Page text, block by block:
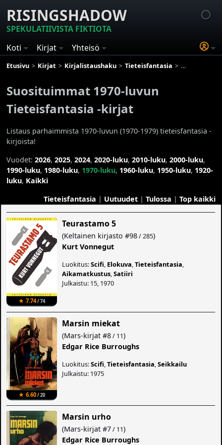
RISINGSHADOW
SPEKULATIIVISTA FIKTIOTA
Koti
Kirjat Yhteisö
Etusivu Kirjat Kirjalistaushaku Tieteisfantasia
Suosituimmat 1970-luvun
Tieteisfantasia -kirjat
Listaus parhaimmista 1970-luvun (1970-1979) tieteisfantasia -
kirjoista!
Vuodet:2026,2025,2024,2020-luku,2010-luku,2000-luku,
1990-luku, 1980-luku, 1970-luku, 1960-luku, 1950-luku, 1920-
luku, Kaikki
Tieteisfantasia | Uutuudet| Tulossa | Top kaikki
★ 7.74/ 74
Teurastamo 5
(Keltainen kirjasto #98/ 285)
Kurt Vonnegut
Luokitus:Scifi Elokuva ,Tieteisfantasia
Aikamatkustus ,Satiiri
Julkaistu: 15, 1970
★ 6.60/ 20
Marsin miekat
(Mars-kirjat #8/ 11)
Edgar Rice Burroughs
Luokitus:Scifi ,Tieteisfantasia ,Seikkailu
Julkaistu: 1975
Marsin urho
(Mars-kirjat #7/ 11)
Edgar Rice Burroughs